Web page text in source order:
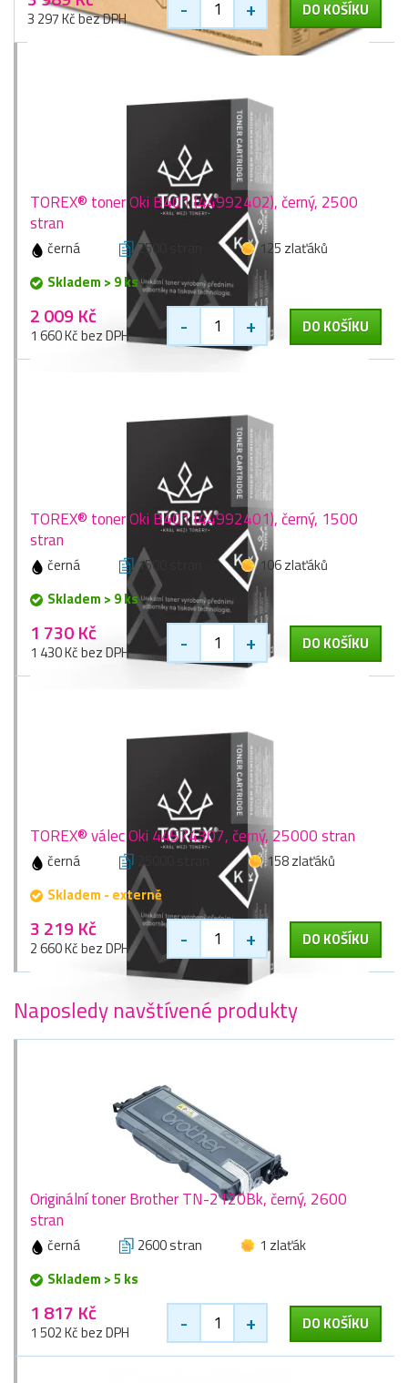
3 297 Kč bez DPH - + DO KOŠÍKU
TOREX® toner Oki B401 (44992402), černý, 2500
stran
černá 2500 stran
125 zlaťáků
Skladem > 9 ks
2 009 Kč
1 660 Kč bez DPH - + DO KOŠÍKU
TOREX® toner Oki B401 (44992401), černý, 1500
stran
černá 1500 stran
106 zlaťáků
Skladem > 9 ks
1 730 Kč
1 430 Kč bez DPH - + DO KOŠÍKU
TOREX® válec Oki 44574307, černý, 25000 stran
černá 25000 stran
158 zlaťáků
Skladem - externě
3 219 Kč
2 660 Kč bez DPH - + DO KOŠÍKU
Naposledy navštívené produkty
Originální toner Brother TN-2120Bk, černý, 2600
stran
černá 2600 stran
1 zlaťák
Skladem > 5 ks
1 817 Kč
1 502 Kč bez DPH - + DO KOŠÍKU